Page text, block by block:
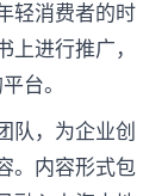
轻消费者的时
进行推广，
台。
队，为企业创
。内容形式包